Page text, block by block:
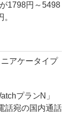
1798円～5498
アケータイプ
プランN」
話宛の国内通話